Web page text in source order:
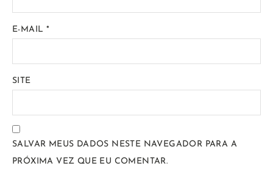
E-MAIL *
SITE
SALVAR MEUS DADOS NESTE NAVEGADOR PARA A
PRÓXIMA VEZ QUE EU COMENTAR.